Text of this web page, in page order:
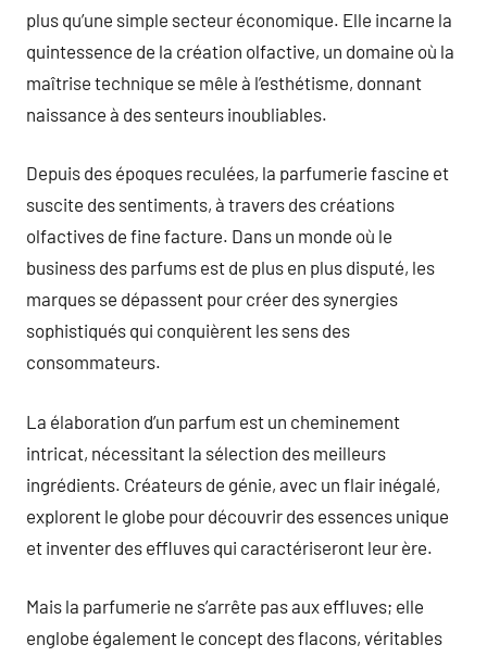
plus qu’une simple secteur économique. Elle incarne la
quintessence de la création olfactive, un domaine où la
maîtrise technique se mêle à l’esthétisme, donnant
naissance à des senteurs inoubliables.
Depuis des époques reculées, la parfumerie fascine et
suscite des sentiments, à travers des créations
olfactives de fine facture. Dans un monde où le
business des parfums est de plus en plus disputé, les
marques se dépassent pour créer des synergies
sophistiqués qui conquièrent les sens des
consommateurs.
La élaboration d’un parfum est un cheminement
intricat, nécessitant la sélection des meilleurs
ingrédients. Créateurs de génie, avec un flair inégalé,
explorent le globe pour découvrir des essences unique
et inventer des effluves qui caractériseront leur ère.
Mais la parfumerie ne s’arrête pas aux effluves; elle
englobe également le concept des flacons, véritables